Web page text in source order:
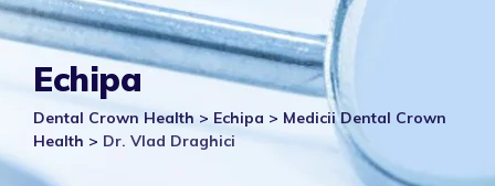
Echipa
Dental Crown Health > Echipa > Medicii Dental Crown
Health > Dr. Vlad Draghici